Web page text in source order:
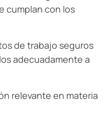
cumplan con los
de trabajo seguros
adecuadamente a
relevante en materia